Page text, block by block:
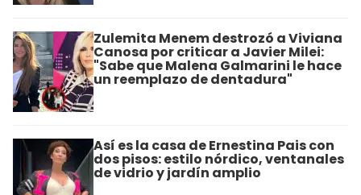
Zulemita Menem destrozó a Viviana
Canosa por criticar a Javier Milei:
"Sabe que Malena Galmarini le hace
un reemplazo de dentadura"
Así es la casa de Ernestina Pais con
dos pisos: estilo nórdico, ventanales
de vidrio y jardín amplio